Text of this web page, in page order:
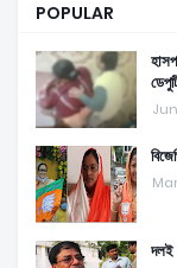
POPULAR
দলই